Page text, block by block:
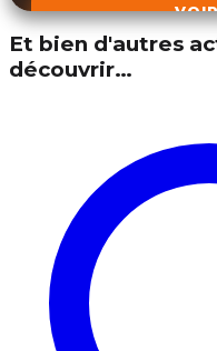
Et bien d'autres
découvrir…